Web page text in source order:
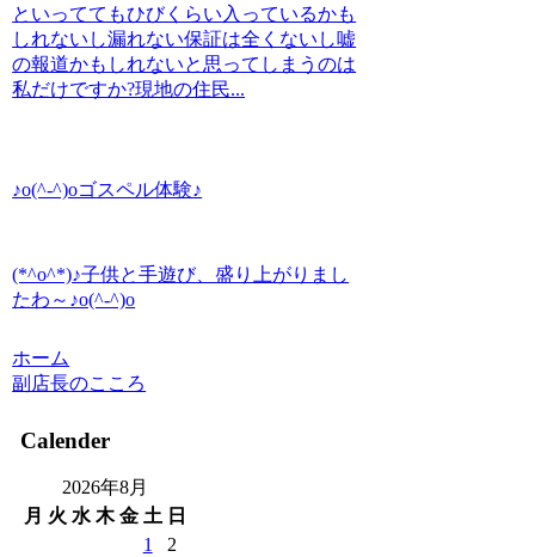
といっててもひびくらい入っているかも
しれないし漏れない保証は全くないし嘘
の報道かもしれないと思ってしまうのは
私だけですか?現地の住民...
♪o(^-^)oゴスペル体験♪
(*^o^*)♪子供と手遊び、盛り上がりまし
たわ～♪o(^-^)o
ホーム
副店長のこころ
Calender
2026年8月
月 火 水 木 金 土 日
1
2